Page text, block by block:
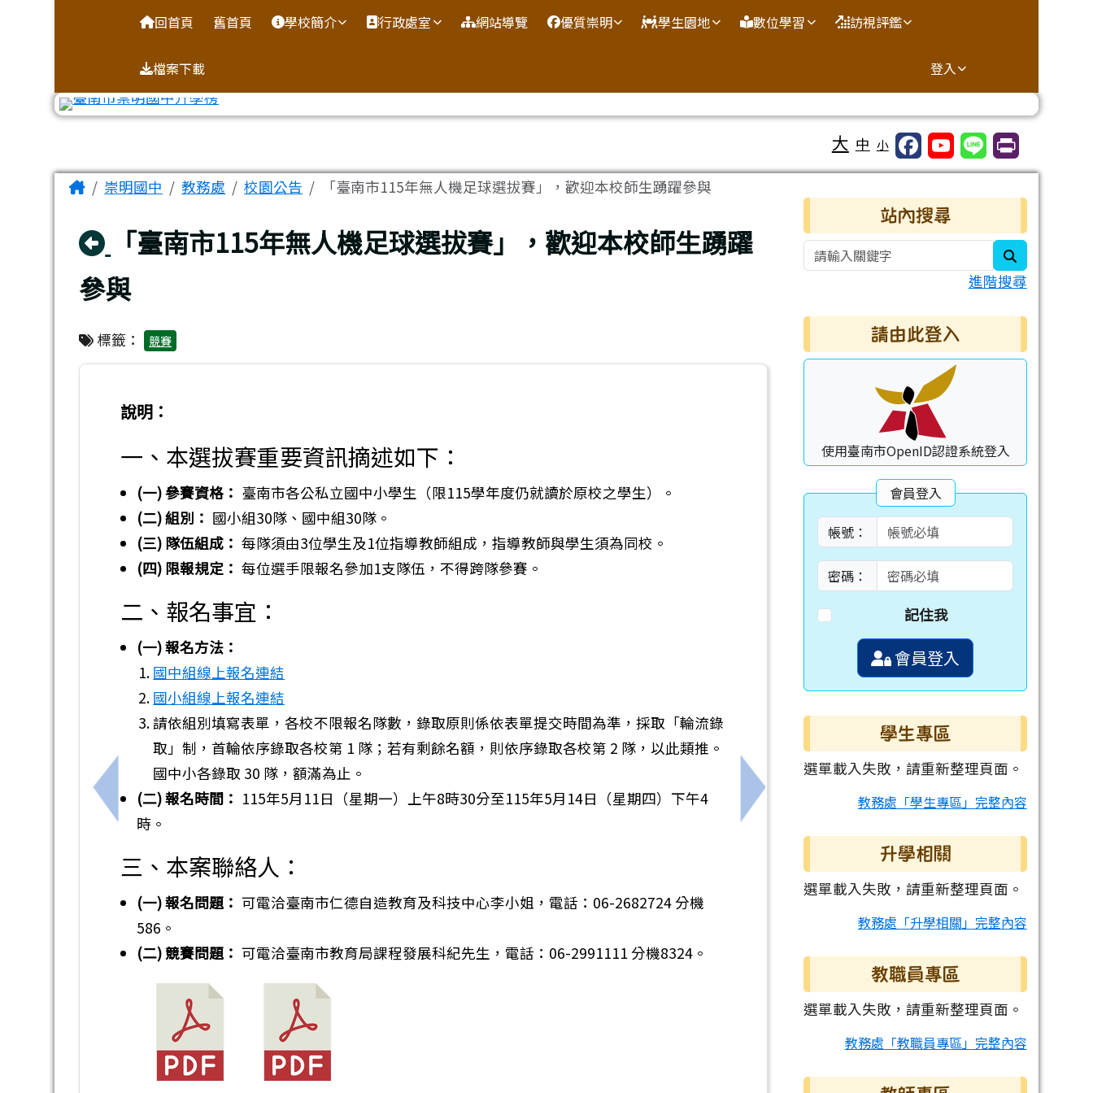
台南市崇明國中全球資訊網
回首頁 舊首頁 學校簡介 行政處室 網站導覽 優質崇明 學生園地 數位學習 訪視評鑑
檔案下載 登入
大 中 小
主內容區域
Home崇明國中 教務處 校園公告 「臺南市115年無人機足球選拔賽」，歡迎本校師生踴躍參與
回上頁
「臺南市115年無人機足球選拔賽」，歡迎本校師生踴躍
參與
標籤： 競賽
上一筆：臺南市114學年度本土語文教學支援工作人員(含現職教師)認證培訓研習
說明：
一、本選拔賽重要資訊摘述如下：
(一) 參賽資格： 臺南市各公私立國中小學生（限115學年度仍就讀於原校之學生）。
(二) 組別： 國小組30隊、國中組30隊。
(三) 隊伍組成： 每隊須由3位學生及1位指導教師組成，指導教師與學生須為同校。
(四) 限報規定： 每位選手限報名參加1支隊伍，不得跨隊參賽。
二、報名事宜：
(一) 報名方法：
國中組線上報名連結
國小組線上報名連結
請依組別填寫表單，各校不限報名隊數，錄取原則係依表單提交時間為準，採取「輪流錄
取」制，首輪依序錄取各校第 1 隊；若有剩餘名額，則依序錄取各校第 2 隊，以此類推。
國中小各錄取 30 隊，額滿為止。
(二) 報名時間： 115年5月11日（星期一）上午8時30分至115年5月14日（星期四）下午4
時。
三、本案聯絡人：
(一) 報名問題： 可電洽臺南市仁德自造教育及科技中心李小姐，電話：06-2682724 分機
586。
(二) 競賽問題： 可電洽臺南市教育局課程發展科紀先生，電話：06-2991111 分機8324。
下一筆：臺北市立天文科學教育館「115年教師天
右邊區域內容
站內搜尋
進階搜尋
請由此登入
使用臺南市OpenID認證系統登入
會員登入
帳號：
密碼：
記住我
會員登入
學生專區
選單載入失敗，請重新整理頁面。
教務處「學生專區」完整內容
升學相關
選單載入失敗，請重新整理頁面。
教務處「升學相關」完整內容
教職員專區
選單載入失敗，請重新整理頁面。
教務處「教職員專區」完整內容
頁尾區域